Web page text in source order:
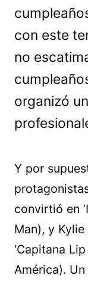
con este
no
organizó
Y por
convirtió en
Man), y
‘Capitana
América).